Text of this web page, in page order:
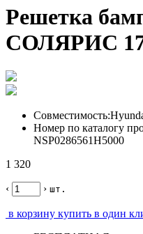
Решетка
СОЛЯРИС
Совместимость:
Номер по каталогу
NSP0286561H5000
1 320
‹ › шт.
в корзину купить в один